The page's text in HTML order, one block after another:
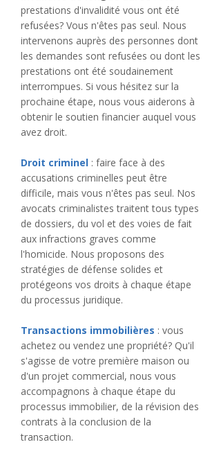
prestations d'invalidité vous ont été
refusées? Vous n'êtes pas seul. Nous
intervenons auprès des personnes dont
les demandes sont refusées ou dont les
prestations ont été soudainement
interrompues. Si vous hésitez sur la
prochaine étape, nous vous aiderons à
obtenir le soutien financier auquel vous
avez droit.
Droit criminel : faire face à des
accusations criminelles peut être
difficile, mais vous n'êtes pas seul. Nos
avocats criminalistes traitent tous types
de dossiers, du vol et des voies de fait
aux infractions graves comme
l'homicide. Nous proposons des
stratégies de défense solides et
protégeons vos droits à chaque étape
du processus juridique.
Transactions immobilières : vous
achetez ou vendez une propriété? Qu'il
s'agisse de votre première maison ou
d'un projet commercial, nous vous
accompagnons à chaque étape du
processus immobilier, de la révision des
contrats à la conclusion de la
transaction.